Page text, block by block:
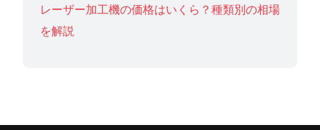
レーザー加工機の価格はいくら？種類別の相場
を解説